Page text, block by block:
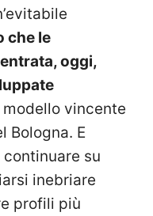
che le
oggi,
modello vincente
Bologna. E
su
inebriare
profili più